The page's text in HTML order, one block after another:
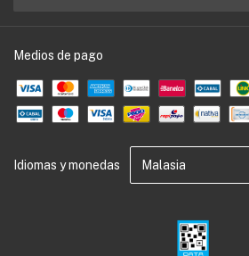
Medios de pago
Idiomas y monedas